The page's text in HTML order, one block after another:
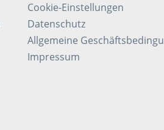
Cookie-Einstellungen
Datenschutz
Allgemeine
Impressum